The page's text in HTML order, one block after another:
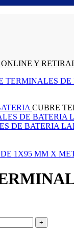
Y
CUBRE
DE BATERIA
1X95 MM X